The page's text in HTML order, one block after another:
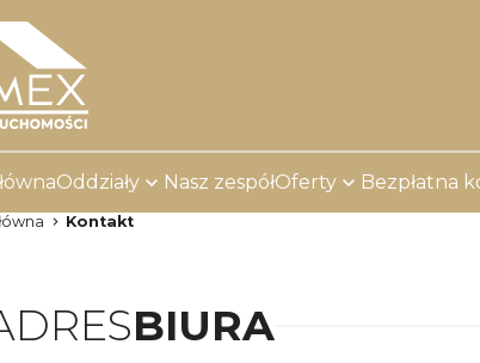
Oddziały Nasz zespółOferty Bezpłatna
Kontakt
BIURA